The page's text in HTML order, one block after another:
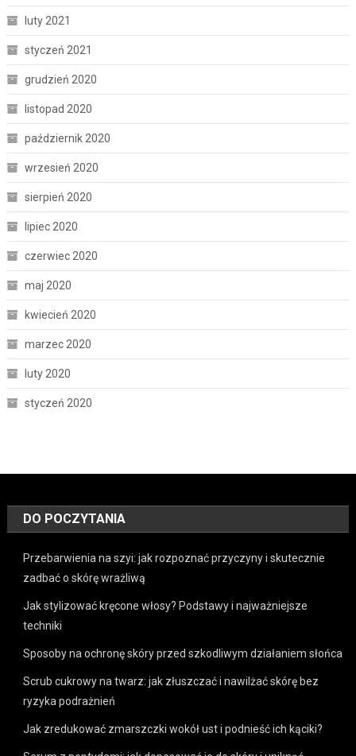
luty 2021
styczeń 2021
grudzień 2020
listopad 2020
październik 2020
wrzesień 2020
sierpień 2020
lipiec 2020
czerwiec 2020
maj 2020
kwiecień 2020
marzec 2020
luty 2020
styczeń 2020
DO POCZYTANIA
Przebarwienia na szyi: jak rozpoznać przyczyny i skutecznie
zadbać o skórę wrażliwą
Jak stylizować kręcone włosy? Podstawy i najważniejsze
techniki
Sposoby na ochronę skóry przed szkodliwym działaniem słońca
Scrub cukrowy na twarz: jak złuszczać i nawilżać skórę bez
ryzyka podrażnień
Jak zredukować zmarszczki wokół ust i podnieść ich kąciki?